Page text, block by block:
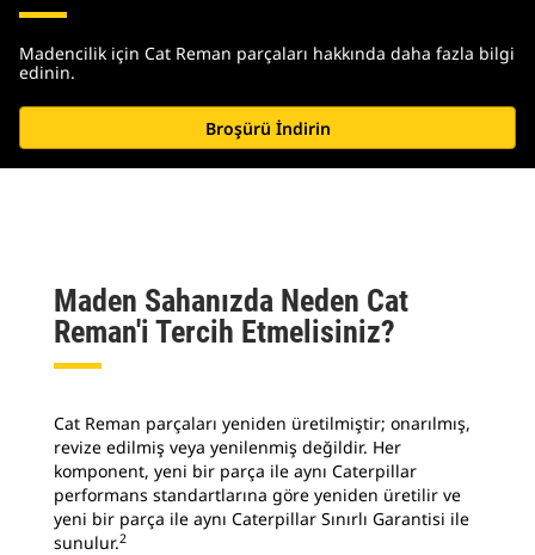
Madencilik için Cat Reman parçaları hakkında daha fazla bilgi
edinin.
Broşürü İndirin
Maden Sahanızda Neden Cat
Reman'i Tercih Etmelisiniz?
Cat Reman parçaları yeniden üretilmiştir; onarılmış,
revize edilmiş veya yenilenmiş değildir. Her
komponent, yeni bir parça ile aynı Caterpillar
performans standartlarına göre yeniden üretilir ve
yeni bir parça ile aynı Caterpillar Sınırlı Garantisi ile
sunulur.2